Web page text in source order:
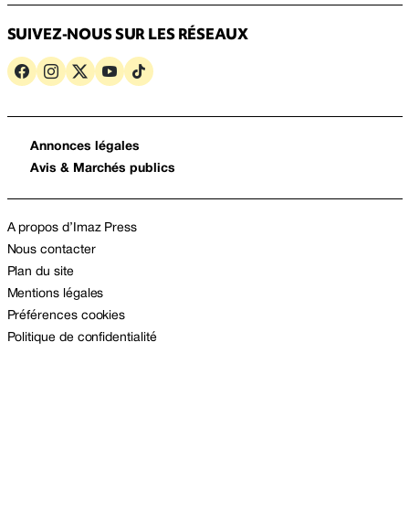
SUIVEZ-NOUS SUR LES RÉSEAUX
Annonces légales
Avis & Marchés publics
A propos d’Imaz Press
Nous contacter
Plan du site
Mentions légales
Préférences cookies
Politique de confidentialité